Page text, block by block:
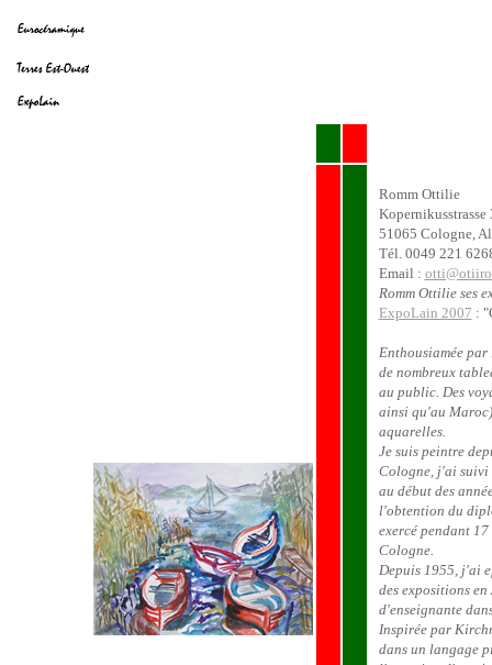
Romm Ottilie
Kopernikusstrasse
51065 Cologne,
Tél. 0049 221
Email :
Romm Ottilie ses
ExpoLain 2007 :
Enthousiamée
de nombreux
au public. Des
ainsi qu'au
aquarelles.
Je suis peintre
Cologne, j'ai suivi
au début des
l'obtention du
exercé pendant
Cologne.
Depuis 1955, j'ai
des expositions
d'enseignante
Inspirée par
dans un langage